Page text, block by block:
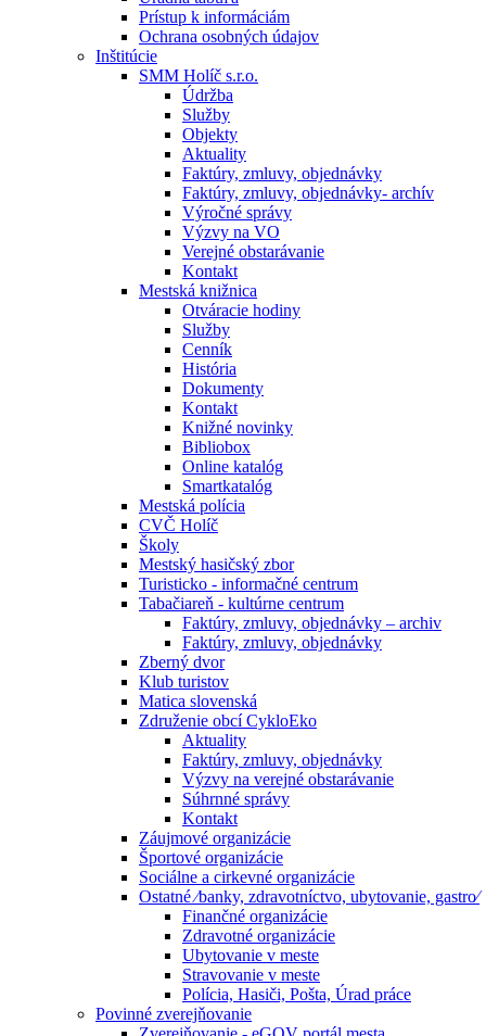
Prístup k informáciám
Ochrana osobných údajov
Inštitúcie
SMM Holíč s.r.o.
Údržba
Služby
Objekty
Aktuality
Faktúry, zmluvy, objednávky
Faktúry, zmluvy, objednávky- archív
Výročné správy
Výzvy na VO
Verejné obstarávanie
Kontakt
Mestská knižnica
Otváracie hodiny
Služby
Cenník
História
Dokumenty
Kontakt
Knižné novinky
Bibliobox
Online katalóg
Smartkatalóg
Mestská polícia
CVČ Holíč
Školy
Mestský hasičský zbor
Turisticko - informačné centrum
Tabačiareň - kultúrne centrum
Faktúry, zmluvy, objednávky – archiv
Faktúry, zmluvy, objednávky
Zberný dvor
Klub turistov
Matica slovenská
Združenie obcí CykloEko
Aktuality
Faktúry, zmluvy, objednávky
Výzvy na verejné obstarávanie
Súhrnné správy
Kontakt
Záujmové organizácie
Športové organizácie
Sociálne a cirkevné organizácie
Ostatné ⁄banky, zdravotníctvo, ubytovanie, gastro⁄
Finančné organizácie
Zdravotné organizácie
Ubytovanie v meste
Stravovanie v meste
Polícia, Hasiči, Pošta, Úrad práce
Povinné zverejňovanie